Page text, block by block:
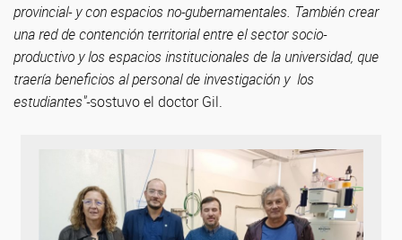
provincial- y con espacios no-gubernamentales. También crear
una red de contención territorial entre el sector socio-
productivo y los espacios institucionales de la universidad, que
traería beneficios al personal de investigación y los
estudiantes"-sostuvo el doctor Gil.